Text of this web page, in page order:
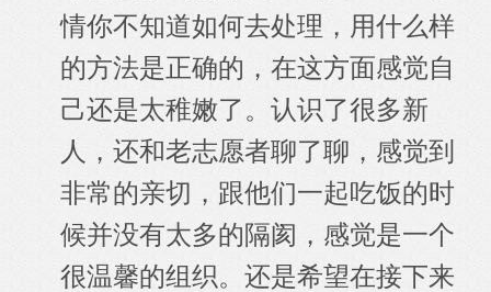
情你不知道如何去处理，用什么样
的方法是正确的，在这方面感觉自
己还是太稚嫩了。 认识了很多新
人，还和老志愿者聊了聊，感觉到
非常的亲切，跟他们一起吃饭的时
候并没有太多的隔阂，感觉是一个
很温馨的组织。还是希望在接下来